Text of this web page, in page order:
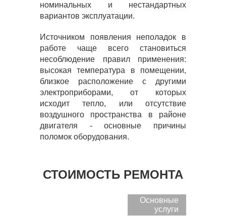
номинальных и нестандартных
вариантов эксплуатации.
Источником появления неполадок в
работе чаще всего становиться
несоблюдение правил применения:
высокая температура в помещении,
близкое расположение с другими
электроприборами, от которых
исходит тепло, или отсутствие
воздушного пространства в районе
двигателя - основные причины
поломок оборудования.
СТОИМОСТЬ РЕМОНТА
Основные
услуги